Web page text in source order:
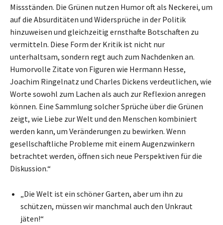
Missständen. Die Grünen nutzen Humor oft als Neckerei, um
auf die Absurditäten und Widersprüche in der Politik
hinzuweisen und gleichzeitig ernsthafte Botschaften zu
vermitteln. Diese Form der Kritik ist nicht nur
unterhaltsam, sondern regt auch zum Nachdenken an.
Humorvolle Zitate von Figuren wie Hermann Hesse,
Joachim Ringelnatz und Charles Dickens verdeutlichen, wie
Worte sowohl zum Lachen als auch zur Reflexion anregen
können. Eine Sammlung solcher Sprüche über die Grünen
zeigt, wie Liebe zur Welt und den Menschen kombiniert
werden kann, um Veränderungen zu bewirken. Wenn
gesellschaftliche Probleme mit einem Augenzwinkern
betrachtet werden, öffnen sich neue Perspektiven für die
Diskussion.“
„Die Welt ist ein schöner Garten, aber um ihn zu
schützen, müssen wir manchmal auch den Unkraut
jäten!“